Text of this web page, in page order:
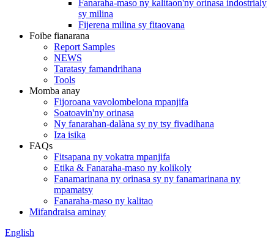
Fanaraha-maso ny kalitaon'ny orinasa indostrialy
sy milina
Fijerena milina sy fitaovana
Foibe fianarana
Report Samples
NEWS
Taratasy famandrihana
Tools
Momba anay
Fijoroana vavolombelona mpanjifa
Soatoavin'ny orinasa
Ny fanarahan-dalàna sy ny tsy fivadihana
Iza isika
FAQs
Fitsapana ny vokatra mpanjifa
Etika & Fanaraha-maso ny kolikoly
Fanamarinana ny orinasa sy ny fanamarinana ny
mpamatsy
Fanaraha-maso ny kalitao
Mifandraisa aminay
English